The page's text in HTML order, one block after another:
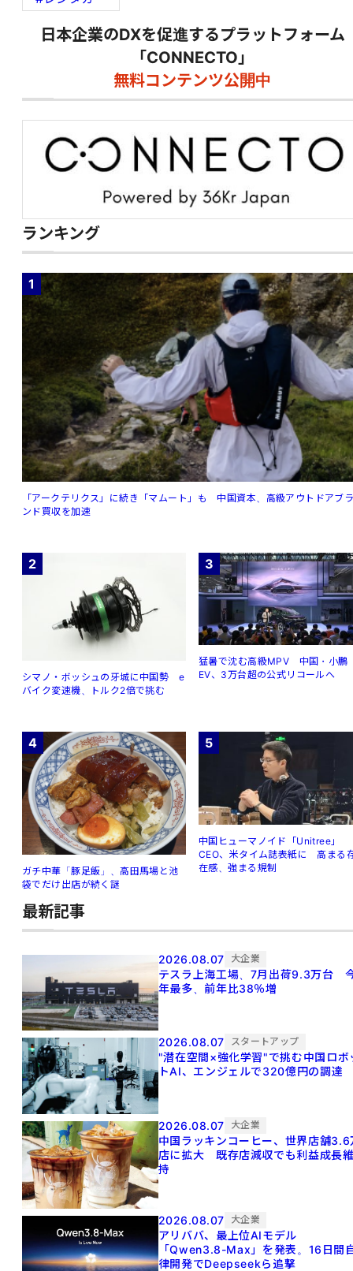
日本企業のDXを促進するプラットフォーム
「CONNECTO」
無料コンテンツ公開中
ランキング
1
「アークテリクス」に続き「マムート」も 中国資本、高級アウトドアブ
ンド買収を加速
2
シマノ・ボッシュの牙城に中国勢 e
バイク変速機、トルク2倍で挑む
3
猛暑で沈む高級MPV 中国・小鵬
EV、3万台超の公式リコールへ
4
ガチ中華「豚足飯」、高田馬場と池
袋でだけ出店が続く謎
5
中国ヒューマノイド「Unitree」
CEO、米タイム誌表紙に 高まる
在感、強まる規制
最新記事
2026.08.07 大企業
テスラ上海工場、7月出荷9.3万台
年最多、前年比38％増
2026.08.07 スタートアップ
"潜在空間×強化学習"で挑む中国ロボ
トAI、エンジェルで320億円の調達
2026.08.07 大企業
中国ラッキンコーヒー、世界店舗3.6
店に拡大 既存店減収でも利益成長
持
2026.08.07 大企業
アリババ、最上位AIモデル
「Qwen3.8-Max」を発表。16日間
律開発でDeepseekら追撃